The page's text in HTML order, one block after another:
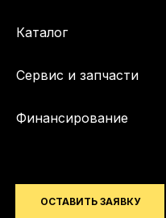
ОСТАВИТЬ ЗАЯВКУ
Каталог
Сервис и запчасти
Финансирование